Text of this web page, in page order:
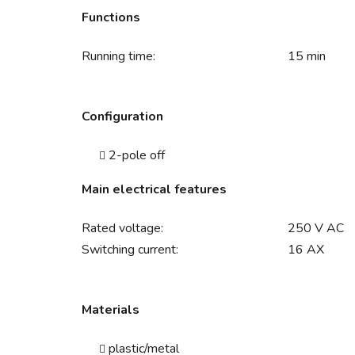
Functions
Running time: 15 min
Configuration
2-pole off
Main electrical features
Rated voltage:
250 V AC
Switching current:
16 AX
Materials
plastic/metal